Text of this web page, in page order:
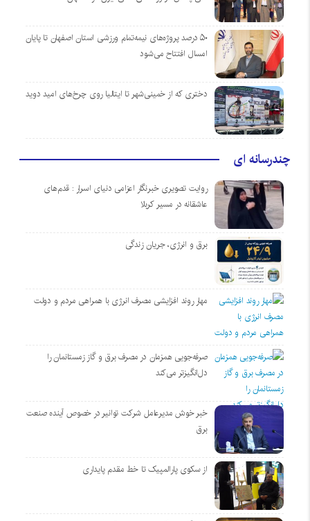
۵۰ درصد پروژه‌های نیمه‌تمام ورزشی استان اصفهان تا پایان
امسال افتتاح می‌شود
دختری که از خمینی‌شهر تا ایتالیا روی چرخ‌های امید دوید
چندرسانه ای
روایت تصویری خبرنگار اعزامی دنیای اسرار : قدم‌های
عاشقانه در مسیر کربلا
برق و انرژی، جریان زندگی
مهار روند افزایشی مصرف انرژی با همراهی مردم و دولت
صرفه‌جویی همزمان در مصرف برق و گاز زمستانمان را
دل‌انگیزتر می‌کند
خبر خوش مدیرعامل شرکت توانیر در خصوص آینده صنعت
برق
از سکوی پارالمپیک تا خط مقدم پایداری